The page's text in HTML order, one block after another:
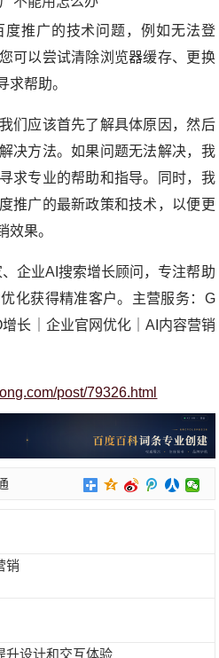
推广的技术问题，例如无法登
可以尝试清除浏览器缓存、更换
求帮助。
们应该首先了解具体原因，然后
决方法。如果问题无法解决，我
求专业的帮助和指导。同时，我
推广的最新政策和技术，以便更
效果。
企业AI搜索增长顾问，专注帮助
化获得精准客户。主营服务：G
长｜企业官网优化｜AI内容营销
post/79326.html
销
升设计和交互体验